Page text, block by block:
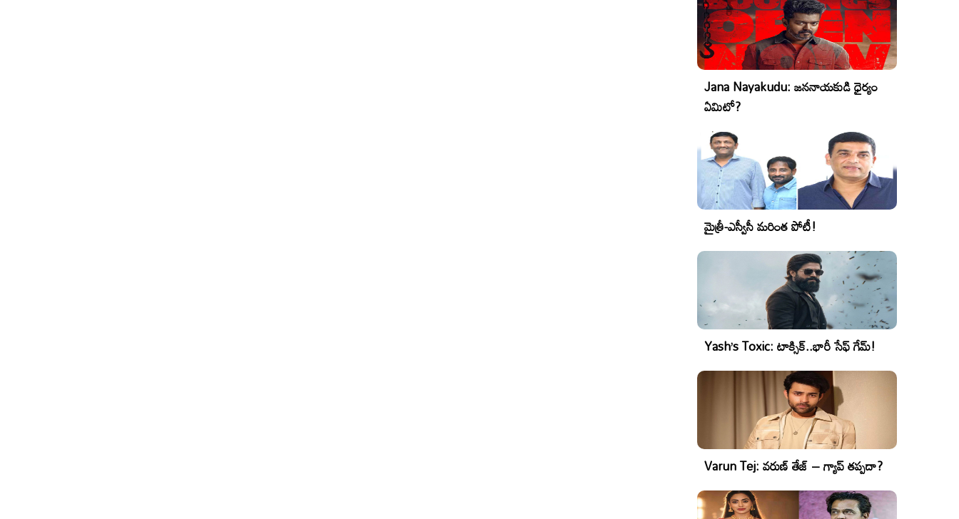
Jana Nayakudu: జననాయకుడి ధైర్యం
ఏమిటో?
మైత్రీ-ఎస్వీసీ మరింత పోటీ!
Yash’s Toxic: టాక్సిక్..భారీ సేఫ్ గేమ్!
Varun Tej: వరుణ్ తేజ్ – గ్యాప్ తప్పదా?